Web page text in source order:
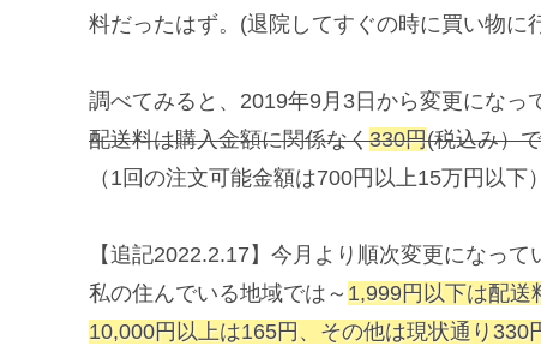
料だったはず。(退院してすぐの時に買い物に
調べてみると、2019年9月3日から変更になっ
配送料は購入金額に関係なく330円(税込み）
（1回の注文可能金額は700円以上15万円以下）
【追記2022.2.17】今月より順次変更になって
私の住んでいる地域では～ 1,999円以下は配送
10,000円以上は165円、その他は現状通り330